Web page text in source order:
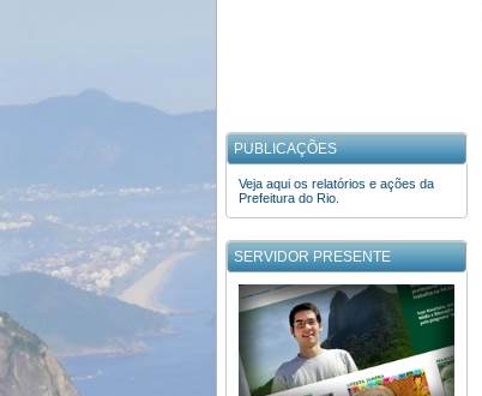
PUBLICAÇÕES
Veja aqui os relatórios e ações da
Prefeitura do Rio.
SERVIDOR PRESENTE